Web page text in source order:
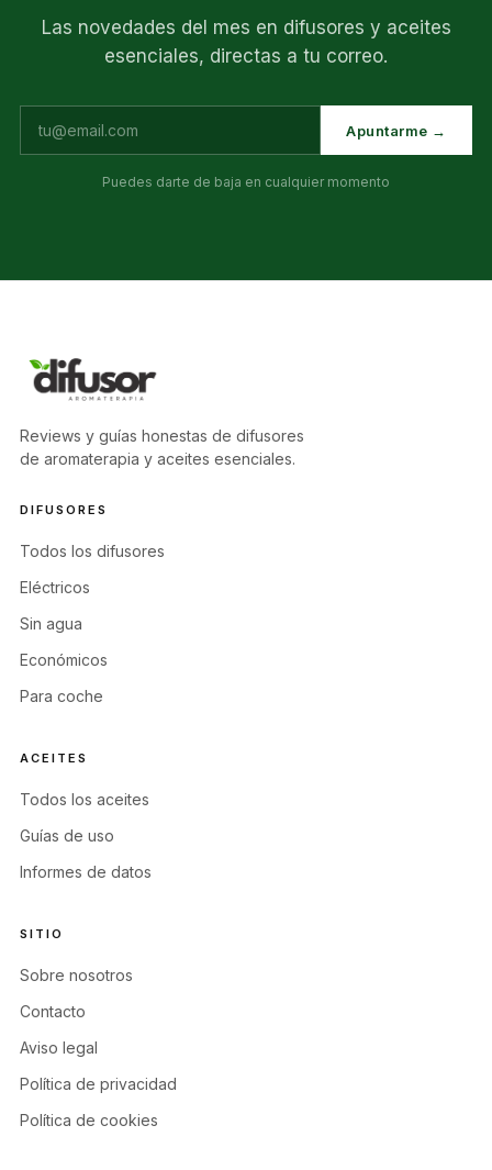
Las novedades del mes en difusores y aceites
esenciales, directas a tu correo.
Apuntarme →
Puedes darte de baja en cualquier momento
Reviews y guías honestas de difusores
de aromaterapia y aceites esenciales.
DIFUSORES
Todos los difusores
Eléctricos
Sin agua
Económicos
Para coche
ACEITES
Todos los aceites
Guías de uso
Informes de datos
SITIO
Sobre nosotros
Contacto
Aviso legal
Política de privacidad
Política de cookies